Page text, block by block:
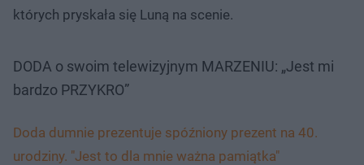
których pryskała się Luną na scenie.
DODA o swoim telewizyjnym MARZENIU: „Jest mi
bardzo PRZYKRO”
Doda dumnie prezentuje spóźniony prezent na 40.
urodziny. "Jest to dla mnie ważna pamiątka"